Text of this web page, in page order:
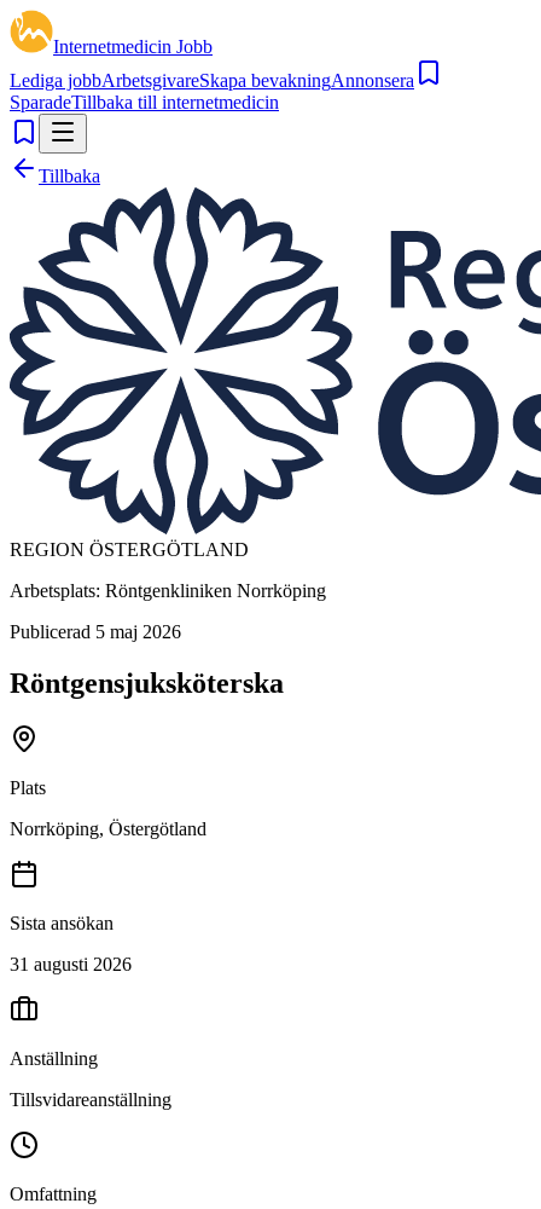
Internetmedicin Jobb
Lediga jobbArbetsgivareSkapa bevakningAnnonsera
SparadeTillbaka till internetmedicin
Tillbaka
REGION ÖSTERGÖTLAND
Arbetsplats: Röntgenkliniken Norrköping
Publicerad 5 maj 2026
Röntgensjuksköterska
Plats
Norrköping, Östergötland
Sista ansökan
31 augusti 2026
Anställning
Tillsvidareanställning
Omfattning